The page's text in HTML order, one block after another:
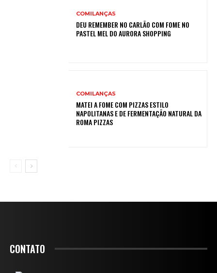
COMILANÇAS
DEU REMEMBER NO CARLÃO COM FOME NO
PASTEL MEL DO AURORA SHOPPING
COMILANÇAS
MATEI A FOME COM PIZZAS ESTILO
NAPOLITANAS E DE FERMENTAÇÃO NATURAL DA
ROMA PIZZAS
CONTATO